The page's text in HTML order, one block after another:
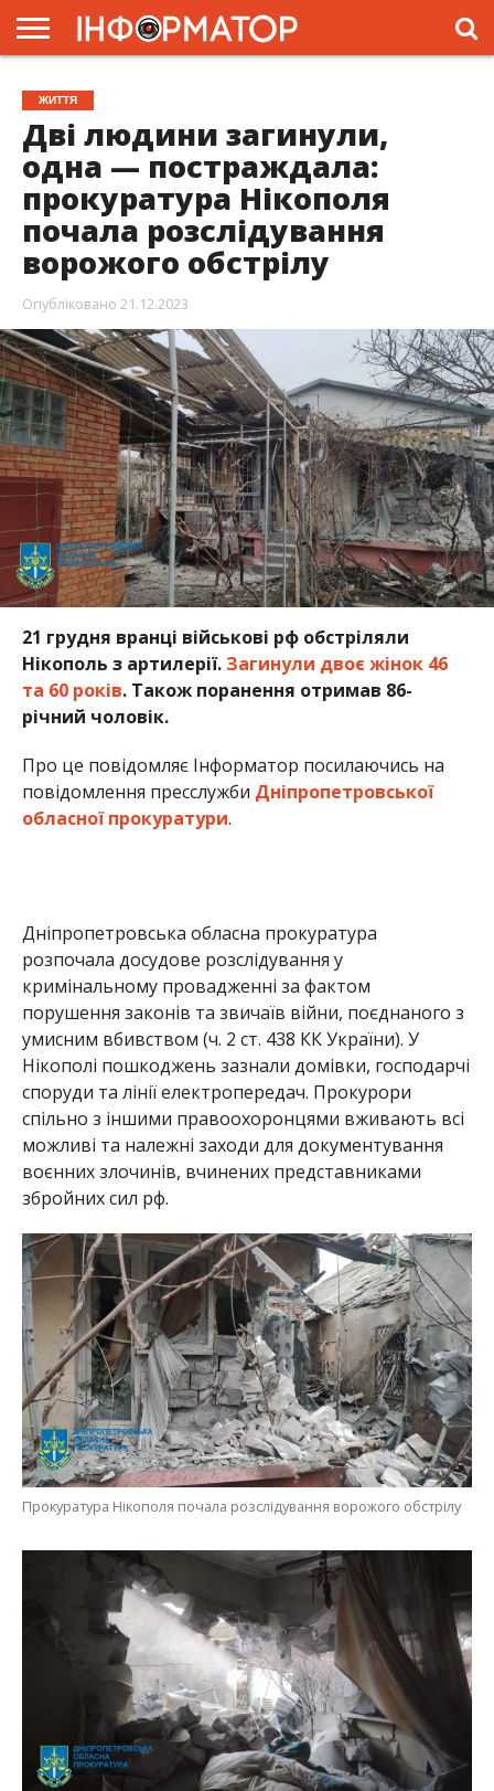
ГОЛОВНА
ЖИТТЯ
ВЛАДА
ГРОШІ
ТРЕШ
ПРЕС-
РЕЛІЗИ
РЕКЛАМА
ПРОЕКТИ
ЖИТТЯ
Дві людини загинули,
одна — постраждала:
прокуратура Нікополя
почала розслідування
ворожого обстрілу
Опубліковано 21.12.2023
21 грудня вранці військові рф обстріляли
Нікополь з артилерії. Загинули двоє жінок 46
та 60 років. Також поранення отримав 86-
річний чоловік.
Про це повідомляє Інформатор посилаючись на
повідомлення пресслужби Дніпропетровської
обласної прокуратури.
Дніпропетровська обласна прокуратура
розпочала досудове розслідування у
кримінальному провадженні за фактом
порушення законів та звичаїв війни, поєднаного з
умисним вбивством (ч. 2 ст. 438 КК України). У
Нікополі пошкоджень зазнали домівки, господарчі
споруди та лінії електропередач. Прокурори
спільно з іншими правоохоронцями вживають всі
можливі та належні заходи для документування
воєнних злочинів, вчинених представниками
збройних сил рф.
Прокуратура Нікополя почала розслідування ворожого обстрілу